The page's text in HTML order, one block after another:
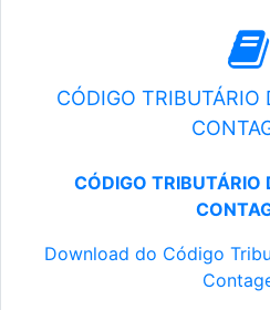
CÓDIGO TRIBUTÁRIO
CÓDIGO TRIBUTÁRIO
Download do Código